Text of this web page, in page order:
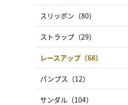
スリッポン（80）
ストラップ（29）
レースアップ（68）
パンプス（12）
サンダル（104）